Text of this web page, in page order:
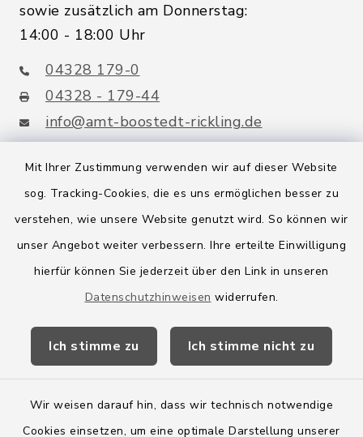
Mit Ihrer Zustimmung verwenden wir auf dieser Website
sog. Tracking-Cookies, die es uns ermöglichen besser zu
verstehen, wie unsere Website genutzt wird. So können wir
unser Angebot weiter verbessern. Ihre erteilte Einwilligung
hierfür können Sie jederzeit über den Link in unseren
Datenschutzhinweisen widerrufen.
Ich stimme zu Ich stimme nicht zu
Wir weisen darauf hin, dass wir technisch notwendige
Cookies einsetzen, um eine optimale Darstellung unserer
sowie zusätzlich am Donnerstag:
14:00 - 18:00 Uhr
04328 179-0
04328 - 179-44
info@amt-boostedt-rickling.de
Quicklinks
Amt Boostedt-Rickling
Amtsbroschüre
Wege-Zweckverband